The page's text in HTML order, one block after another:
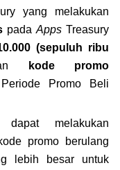
yang melakukan
pada Apps Treasury
(sepuluh ribu
Promo Beli
dapat melakukan
promo berulang
lebih besar untuk